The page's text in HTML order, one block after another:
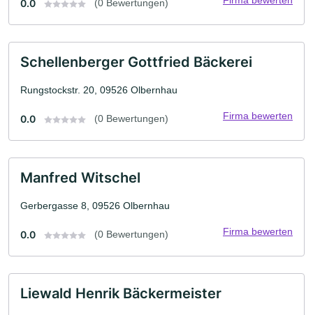
0.0 (0 Bewertungen)
Schellenberger Gottfried Bäckerei
Rungstockstr. 20, 09526 Olbernhau
0.0 (0 Bewertungen) Firma bewerten
Manfred Witschel
Gerbergasse 8, 09526 Olbernhau
0.0 (0 Bewertungen) Firma bewerten
Liewald Henrik Bäckermeister